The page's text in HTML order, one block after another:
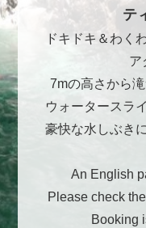
テ
ドキドキ＆わく
ア
7mの高さから
ウォータースラ
豪快な水しぶき
An English
Please check
Booking